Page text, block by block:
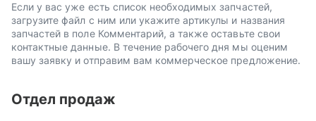
Если у вас уже есть список необходимых запчастей,
загрузите файл с ним или укажите артикулы и названия
запчастей в поле Комментарий, а также оставьте свои
контактные данные. В течение рабочего дня мы оценим
вашу заявку и отправим вам коммерческое предложение.
Отдел продаж